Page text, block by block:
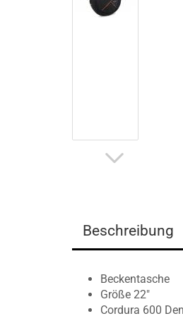
Beschreibung
Beckentasche
Größe 22"
Cordura 600